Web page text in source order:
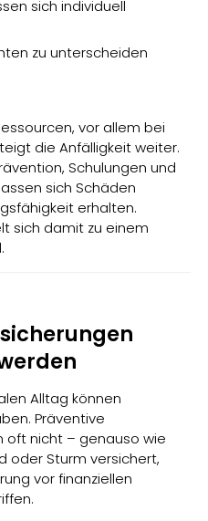
sich individuell
zu unterscheiden
vor allem bei
die Anfälligkeit weiter.
Schulungen und
sich Schäden
erhalten.
sich damit zu einem
Alltag können
Präventive
oft nicht – genauso wie
oder Sturm versichert,
vor finanziellen